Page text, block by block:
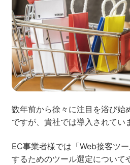
Webサイト構築
ネット市場調査データ
SEO
CRM
数年前から徐々に注目を浴び始
ですが、貴社では導入されてい
EC事業者様では「Web接客ツ
するためのツール選定について